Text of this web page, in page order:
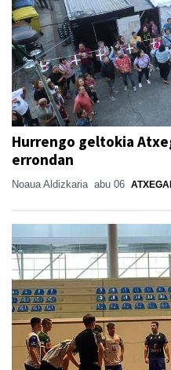
Hurrengo geltokia
errondan
Noaua Aldizkaria abu 06